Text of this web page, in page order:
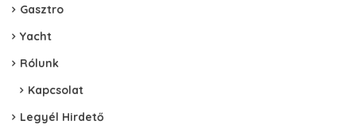
Gasztro
Yacht
Rólunk
Kapcsolat
Legyél Hirdető